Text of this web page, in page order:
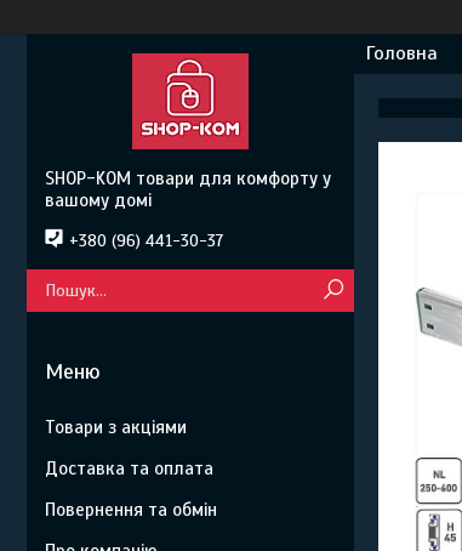
Головна
SHOP-KOM товари для комфорту у
вашому домі
+380 (96) 441-30-37
Товари з акціями
Доставка та оплата
Повернення та обмін